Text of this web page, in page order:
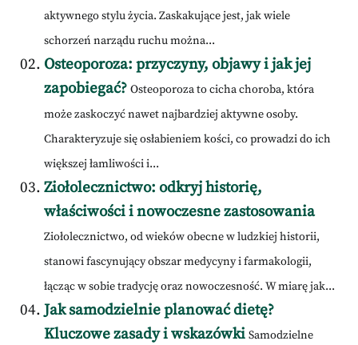
aktywnego stylu życia. Zaskakujące jest, jak wiele
schorzeń narządu ruchu można...
Osteoporoza: przyczyny, objawy i jak jej
zapobiegać? Osteoporoza to cicha choroba, która
może zaskoczyć nawet najbardziej aktywne osoby.
Charakteryzuje się osłabieniem kości, co prowadzi do ich
większej łamliwości i...
Ziołolecznictwo: odkryj historię,
właściwości i nowoczesne zastosowania
Ziołolecznictwo, od wieków obecne w ludzkiej historii,
stanowi fascynujący obszar medycyny i farmakologii,
łącząc w sobie tradycję oraz nowoczesność. W miarę jak...
Jak samodzielnie planować dietę?
Kluczowe zasady i wskazówki Samodzielne